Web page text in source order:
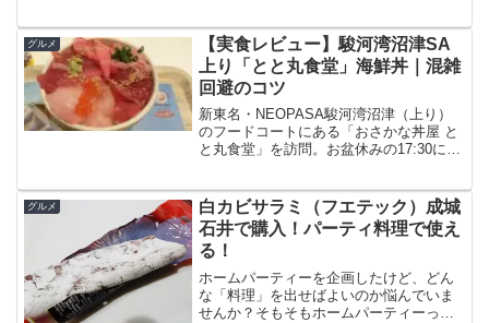
は違った評価を集めています。ここで
は、このカフェの魅...
グルメ
【実食レビュー】駿河湾沼津SA
上り「とと丸食堂」海鮮丼｜混雑
回避のコツ
新東名・NEOPASA駿河湾沼津（上り）
のフードコートにある「おさかな丼屋 と
と丸食堂」を訪問。お盆休みの17:30に入
た。注文した「トロとろとろ丼」は、ネ
タの種類と...
グルメ
白カビサラミ（フエテック）成城
石井で購入！パーティ料理で使え
る！
ホームパーティーを企画したけど、どん
な「料理」を出せばよいのか悩んでいま
せんか？そもそもホームパーティーって